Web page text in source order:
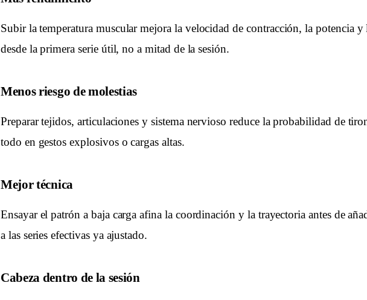
Subir la temperatura muscular mejora la velocidad de contracción, la potencia
desde la primera serie útil, no a mitad de la sesión.
Menos riesgo de molestias
Preparar tejidos, articulaciones y sistema nervioso reduce la probabilidad de
todo en gestos explosivos o cargas altas.
Mejor técnica
Ensayar el patrón a baja carga afina la coordinación y la trayectoria antes de
a las series efectivas ya ajustado.
Cabeza dentro de la sesión